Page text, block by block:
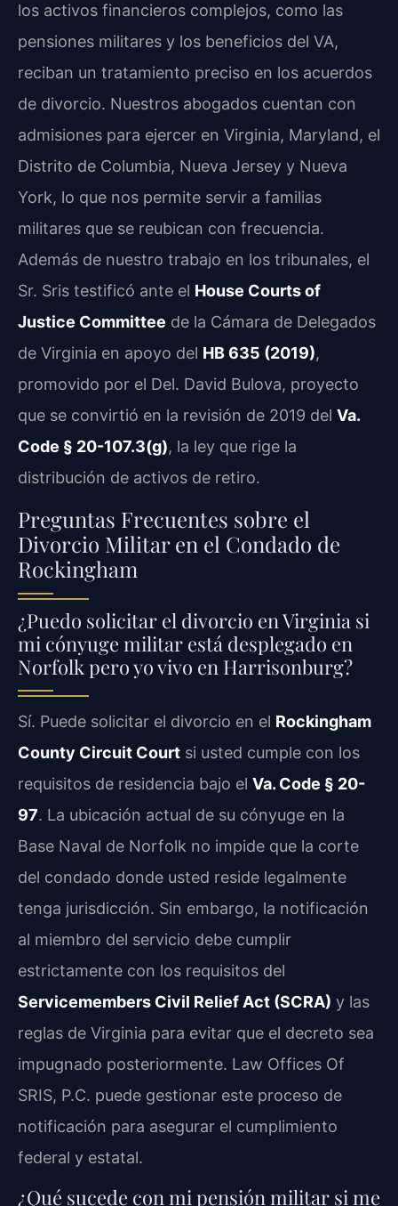
los activos financieros complejos, como las
pensiones militares y los beneficios del VA,
reciban un tratamiento preciso en los acuerdos
de divorcio. Nuestros abogados cuentan con
admisiones para ejercer en Virginia, Maryland, el
Distrito de Columbia, Nueva Jersey y Nueva
York, lo que nos permite servir a familias
militares que se reubican con frecuencia.
Además de nuestro trabajo en los tribunales, el
Sr. Sris testificó ante el House Courts of
Justice Committee de la Cámara de Delegados
de Virginia en apoyo del HB 635 (2019),
promovido por el Del. David Bulova, proyecto
que se convirtió en la revisión de 2019 del Va.
Code § 20-107.3(g), la ley que rige la
distribución de activos de retiro.
Preguntas Frecuentes sobre el
Divorcio Militar en el Condado de
Rockingham
¿Puedo solicitar el divorcio en Virginia si
mi cónyuge militar está desplegado en
Norfolk pero yo vivo en Harrisonburg?
Sí. Puede solicitar el divorcio en el Rockingham
County Circuit Court si usted cumple con los
requisitos de residencia bajo el Va. Code § 20-
97. La ubicación actual de su cónyuge en la
Base Naval de Norfolk no impide que la corte
del condado donde usted reside legalmente
tenga jurisdicción. Sin embargo, la notificación
al miembro del servicio debe cumplir
estrictamente con los requisitos del
Servicemembers Civil Relief Act (SCRA) y las
reglas de Virginia para evitar que el decreto sea
impugnado posteriormente. Law Offices Of
SRIS, P.C. puede gestionar este proceso de
notificación para asegurar el cumplimiento
federal y estatal.
¿Qué sucede con mi pensión militar si me